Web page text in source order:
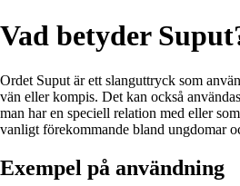
Vad betyder
Ordet Suput är ett slanguttryck som
vän eller kompis. Det kan också
man har en speciell relation med eller
vanligt förekommande bland ungdomar
Exempel på användning